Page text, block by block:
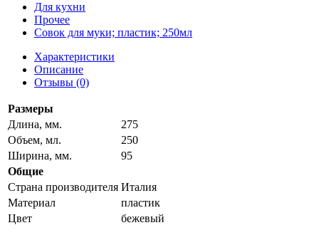
Для кухни
Прочее
Совок для муки; пластик; 250мл
Характеристики
Описание
Отзывы (0)
Размеры
Длина, мм.
275
Объем, мл.
250
Ширина, мм.
95
Общие
Страна производителя Италия
Материал
пластик
Цвет
бежевый